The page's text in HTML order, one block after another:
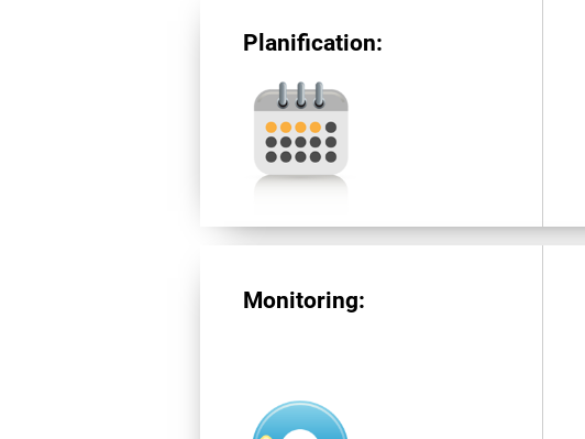
Planification:
Monitoring: